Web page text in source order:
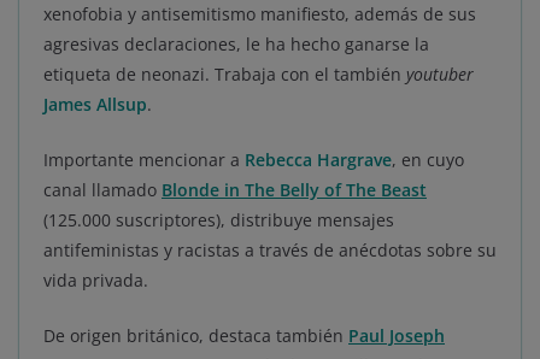
xenofobia y antisemitismo manifiesto, además de sus
agresivas declaraciones, le ha hecho ganarse la
etiqueta de neonazi. Trabaja con el también youtuber
James Allsup.
Importante mencionar a Rebecca Hargrave, en cuyo
canal llamado Blonde in The Belly of The Beast
(125.000 suscriptores), distribuye mensajes
antifeministas y racistas a través de anécdotas sobre su
vida privada.
De origen británico, destaca también Paul Joseph